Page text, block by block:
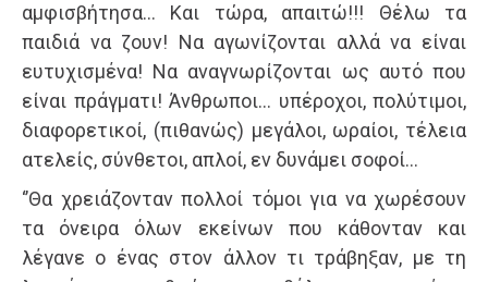
αμφισβήτησα… Και τώρα, απαιτώ!!! Θέλω τα
παιδιά να ζουν! Να αγωνίζονται αλλά να είναι
ευτυχισμένα! Να αναγνωρίζονται ως αυτό που
είναι πράγματι! Άνθρωποι… υπέροχοι, πολύτιμοι,
διαφορετικοί, (πιθανώς) μεγάλοι, ωραίοι, τέλεια
ατελείς, σύνθετοι, απλοί, εν δυνάμει σοφοί…
‘’Θα χρειάζονταν πολλοί τόμοι για να χωρέσουν
τα όνειρα όλων εκείνων που κάθονταν και
λέγανε ο ένας στον άλλον τι τράβηξαν, με τη